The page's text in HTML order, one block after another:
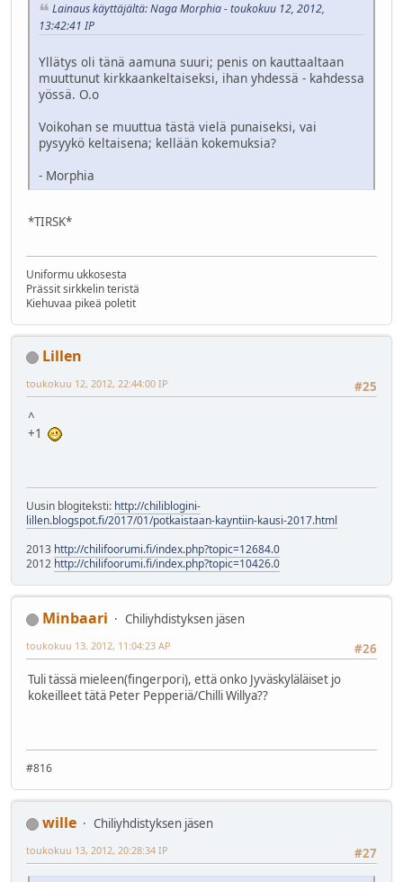
Lainaus käyttäjältä: Naga Morphia - toukokuu 12, 2012,
13:42:41 IP
Yllätys oli tänä aamuna suuri; penis on kauttaaltaan
muuttunut kirkkaankeltaiseksi, ihan yhdessä - kahdessa
yössä. O.o
Voikohan se muuttua tästä vielä punaiseksi, vai
pysyykö keltaisena; kellään kokemuksia?
- Morphia
*TIRSK*
Uniformu ukkosesta
Prässit sirkkelin teristä
Kiehuvaa pikeä poletit
Lillen
#25
toukokuu 12, 2012, 22:44:00 IP
^
+1
Uusin blogiteksti: http://chiliblogini-
lillen.blogspot.fi/2017/01/potkaistaan-kayntiin-kausi-2017.html
2013 http://chilifoorumi.fi/index.php?topic=12684.0
2012 http://chilifoorumi.fi/index.php?topic=10426.0
Minbaari
Chiliyhdistyksen jäsen
#26
toukokuu 13, 2012, 11:04:23 AP
Tuli tässä mieleen(fingerpori), että onko Jyväskyläläiset jo
kokeilleet tätä Peter Pepperiä/Chilli Willya??
#816
wille
Chiliyhdistyksen jäsen
#27
toukokuu 13, 2012, 20:28:34 IP